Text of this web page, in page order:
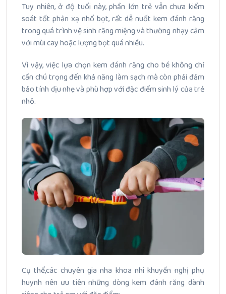
Tuy nhiên, ở độ tuổi này, phần lớn trẻ vẫn chưa kiểm
soát tốt phản xạ nhổ bọt, rất dễ nuốt kem đánh răng
trong quá trình vệ sinh răng miệng và thường nhạy cảm
với mùi cay hoặc lượng bọt quá nhiều.
Vì vậy, việc lựa chọn kem đánh răng cho bé không chỉ
cần chú trọng đến khả năng làm sạch mà còn phải đảm
bảo tính dịu nhẹ và phù hợp với đặc điểm sinh lý của trẻ
nhỏ.
Cụ thể,các chuyên gia nha khoa nhi khuyến nghị phụ
huynh nên ưu tiên những dòng kem đánh răng dành